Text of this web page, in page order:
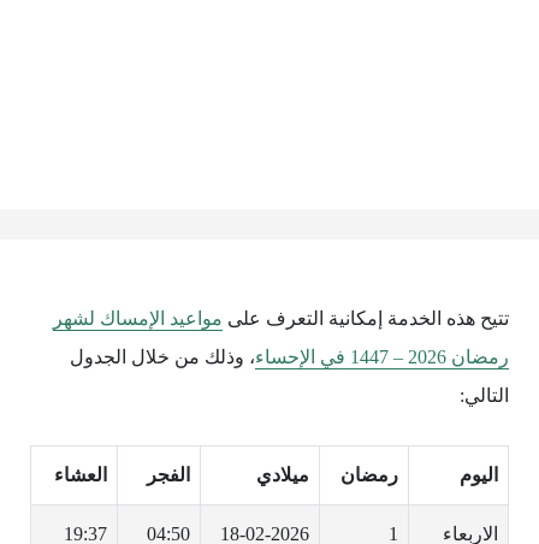
تتيح هذه الخدمة إمكانية التعرف على مواعيد الإمساك لشهر
رمضان 2026 – 1447 في الإحساء
، وذلك من خلال الجدول
التالي:
اليوم رمضان ميلادي الفجر العشاء
الاربعاء 1
18-02-2026
04:50
19:37